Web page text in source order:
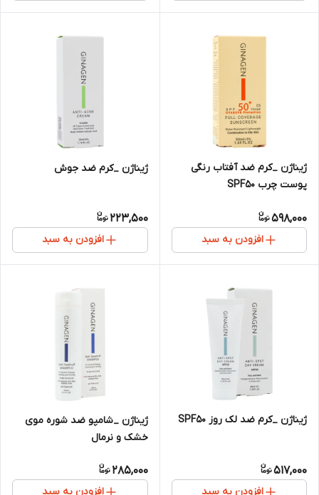
ژیناژن _کرم ضد آفتاب رنگی
پوست چرب SPF50
598,000
افزودن به سبد
ژیناژن _کرم ضد جوش
223,500
افزودن به سبد
ژیناژن _کرم ضد لک روز SPF50
517,000
افزودن به سبد
ژیناژن _شامپو ضد شوره موی
خشک و نرمال
285,000
افزودن به سبد